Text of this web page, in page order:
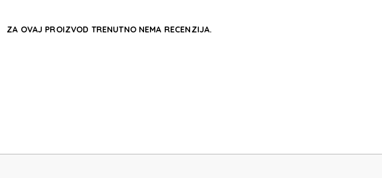
ZA OVAJ PROIZVOD TRENUTNO NEMA RECENZIJA.